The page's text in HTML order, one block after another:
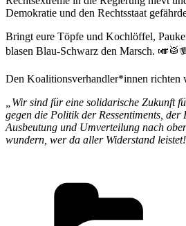
Demokratie und den Rechtsstaat
Bringt eure Töpfe und Kochlöffel,
blasen Blau-Schwarz den Marsch.
Den Koalitionsverhandler*innen richten
„Wir sind für eine solidarische Zukunft
gegen die Politik der Ressentiments, der
Ausbeutung und Umverteilung nach
wundern, wer da aller Widerstand